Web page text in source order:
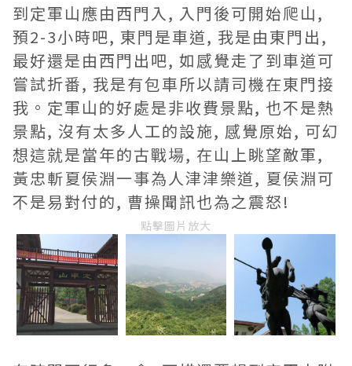
到定軍山應由西門入, 入門後可開始爬山,
預2-3小時吧, 東門是車道, 我是由東門出,
最好還是由西門出吧, 如感覺走了到車道可
嘗試折番, 我是有包車所以請司機在東門接
我。定軍山的好處是非收費景點, 也不是熱
景點, 沒有太多人工的設施, 感覺原始, 可幻
想這就是當年的古戰場, 在山上眺望敵軍,
黃忠斬夏侯淵一事為人津津樂道, 夏侯淵可
不是易對付的, 曹操聞訊也為之震怒!
點擊圖片放大